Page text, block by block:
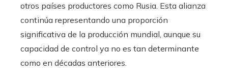
otros países productores como Rusia. Esta alianza
continúa representando una proporción
significativa de la producción mundial, aunque su
capacidad de control ya no es tan determinante
como en décadas anteriores.